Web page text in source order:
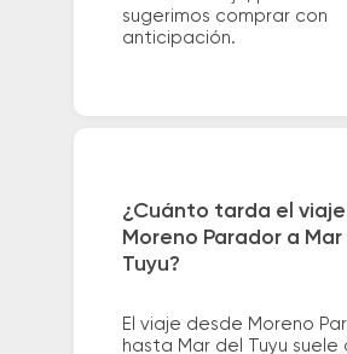
sugerimos comprar con
anticipación.
¿Cuánto tarda el
Moreno Parador a Mar
Tuyu?
El viaje desde Moreno
hasta Mar del Tuyu suele